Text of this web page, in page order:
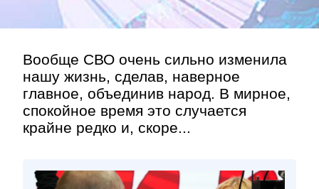
Вообще СВО очень сильно изменила
нашу жизнь, сделав, наверное
главное, объединив народ. В мирное,
спокойное время это случается
крайне редко и, скоре...
Контакт